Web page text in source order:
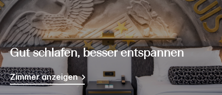
Gut schlafen, besser entspannen
Zimmer anzeigen